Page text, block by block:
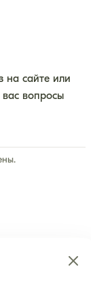
на сайте или
вопросы